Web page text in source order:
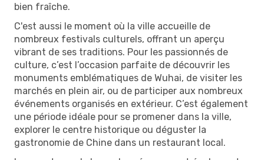
bien fraîche.
C'est aussi le moment où la ville accueille de
nombreux festivals culturels, offrant un aperçu
vibrant de ses traditions. Pour les passionnés de
culture, c’est l’occasion parfaite de découvrir les
monuments emblématiques de Wuhai, de visiter les
marchés en plein air, ou de participer aux nombreux
événements organisés en extérieur. C’est également
une période idéale pour se promener dans la ville,
explorer le centre historique ou déguster la
gastronomie de Chine dans un restaurant local.